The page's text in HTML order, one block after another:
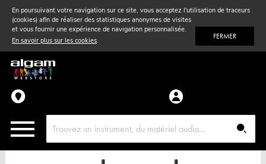
En poursuivant votre navigation sur ce site, vous acceptez l'utilisation de traceurs
(cookies) afin de réaliser des statistiques anonymes de visites
et vous fournir une expérience de navigation personnalisée.
En savoir plus sur les cookies. FERMER
Vent& Violon
Accessoires
Pièces détachées